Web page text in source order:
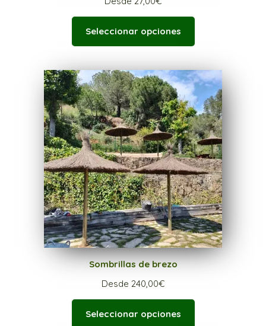
Seleccionar opciones
Sombrillas de brezo
Desde 240,00€
Seleccionar opciones